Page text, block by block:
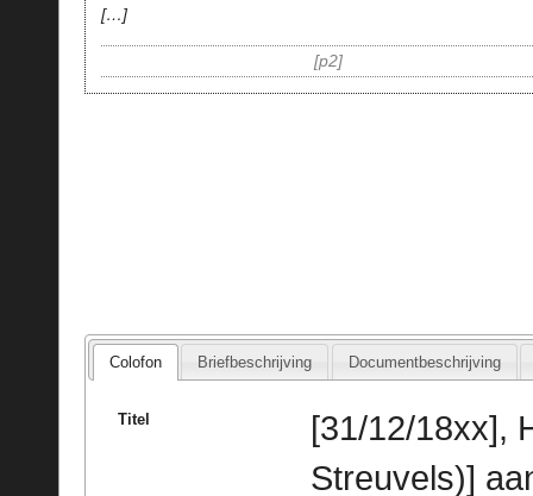
…
p2
Colofon Briefbeschrijving Documentbeschrijving
Titel
[31/12/18xx],
Streuvels)]